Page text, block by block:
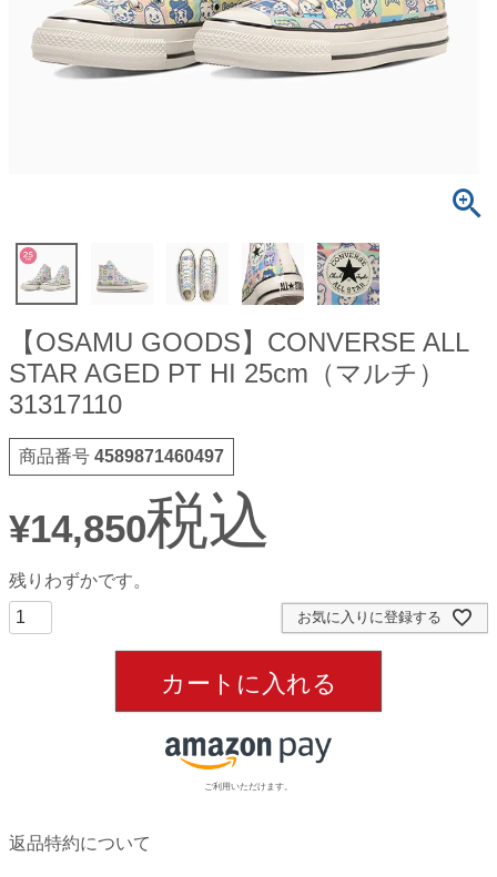
【OSAMU GOODS】CONVERSE ALL
STAR AGED PT HI 25cm（マルチ）
31317110
商品番号 4589871460497
¥14,850税込
残りわずかです。
お気に入りに登録する
カートに入れる
ご利用いただけます。
返品特約について